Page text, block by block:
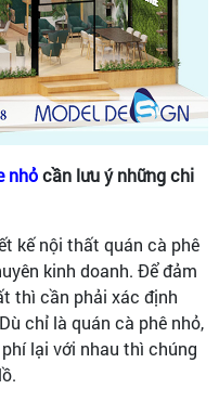
nhỏcần lưu ý những chi
kế nội thất quán cà phê
kinh doanh. Để đảm
thì cần phải xác định
chỉ là quán cà phê nhỏ,
lại với nhau thì chúng